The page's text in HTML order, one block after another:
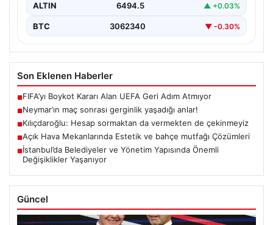
ALTIN 6494.5 ▲ +0.03%
BTC 3062340 ▼ -0.30%
Son Eklenen Haberler
■FIFA’yı Boykot Kararı Alan UEFA Geri Adım Atmıyor
■Neymar’ın maç sonrası gerginlik yaşadığı anlar!
■Kılıçdaroğlu: Hesap sormaktan da vermekten de çekinmeyiz
■Açık Hava Mekanlarında Estetik ve bahçe mutfağı Çözümleri
■İstanbul’da Belediyeler ve Yönetim Yapısında Önemli
Değişiklikler Yaşanıyor
Güncel